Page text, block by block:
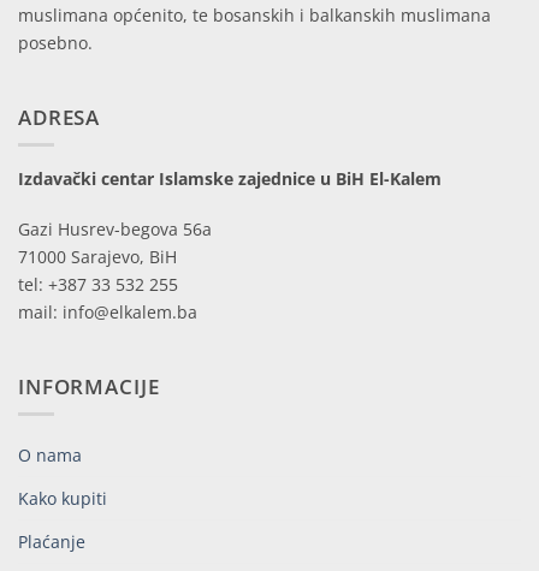
muslimana općenito, te bosanskih i balkanskih muslimana
posebno.
ADRESA
Izdavački centar Islamske zajednice u BiH El-Kalem
Gazi Husrev-begova 56a
71000 Sarajevo, BiH
tel: +387 33 532 255
mail: info@elkalem.ba
INFORMACIJE
O nama
Kako kupiti
Plaćanje